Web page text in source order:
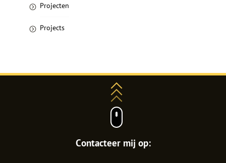
Projecten
Projects
Contacteer mij op: